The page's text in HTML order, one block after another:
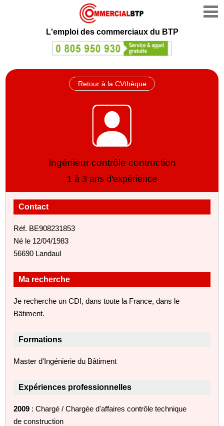
L'emploi des commerciaux du BTP
Retour à la CVthèque
Ingénieur contrôle contruction
1 à 3 ans d'expérience
Contact
Réf. BE908231853
Né le 12/04/1983
56690 Landaul
Ma recherche
Je recherche un CDI, dans toute la France, dans le
Bâtiment.
Formations
Master d'Ingénierie du Bâtiment
Expériences professionnelles
2009 : Chargé / Chargée d'affaires contrôle technique
de construction